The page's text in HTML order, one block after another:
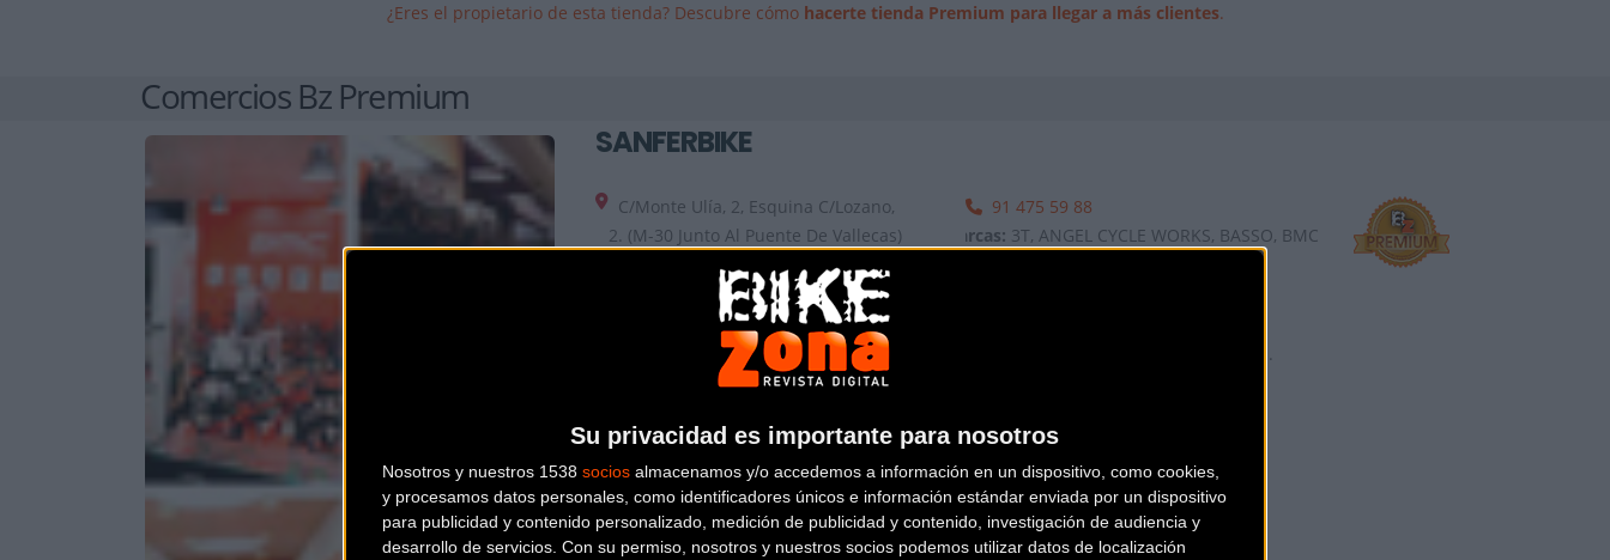
Su privacidad es importante para nosotros
Nosotros y nuestros 1538 socios almacenamos y/o accedemos a información en un dispositivo, como cookies,
y procesamos datos personales, como identificadores únicos e información estándar enviada por un dispositivo
para publicidad y contenido personalizado, medición de publicidad y contenido, investigación de audiencia y
desarrollo de servicios. Con su permiso, nosotros y nuestros socios podemos utilizar datos de localización
¿Eres el propietario de esta tienda? Descubre cómo hacerte tienda Premium para llegar a más clientes.
Comercios Bz Premium
SANFERBIKE
C/Monte Ulía, 2, Esquina C/Lozano,
2. (M-30 Junto Al Puente De Vallecas)
(Madrid)
91 475 59 88
Marcas:
3T, ANGEL CYCLE WORKS, BASSO, BMC, CANNONDALE, GIANT, LIV, LOOK BIKES,
Sanferbike con 3 tiendas físicas en Madrid así como tienda online, es una de las
mayores cadenas de tiendas de ciclismo a nivel nacional. Sanferbike cuenta co ...